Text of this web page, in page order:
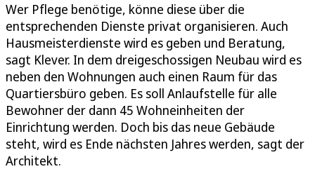
Wer Pflege benötige, könne diese über die
entsprechenden Dienste privat organisieren. Auch
Hausmeisterdienste wird es geben und Beratung,
sagt Klever. In dem dreigeschossigen Neubau wird es
neben den Wohnungen auch einen Raum für das
Quartiersbüro geben. Es soll Anlaufstelle für alle
Bewohner der dann 45 Wohneinheiten der
Einrichtung werden. Doch bis das neue Gebäude
steht, wird es Ende nächsten Jahres werden, sagt der
Architekt.